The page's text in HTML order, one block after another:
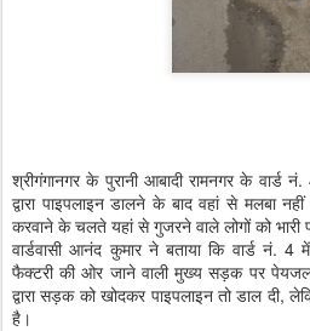
श्रीगंगानगर के पुरानी आबादी रामनगर के
द्वारा पाइपलाइन डालने के बाद वहां से मलबा
करवाने के चलते यहां से गुजरने वाले लोगों को भारी
वार्डवासी आनंद कुमार ने बताया कि वार्ड नं. 4
फैक्टरी की ओर जाने वाली मुख्य सड़क पर पेयजल
द्वारा सड़क को खोदकर पाइपलाइन तो डाल दी,
है।